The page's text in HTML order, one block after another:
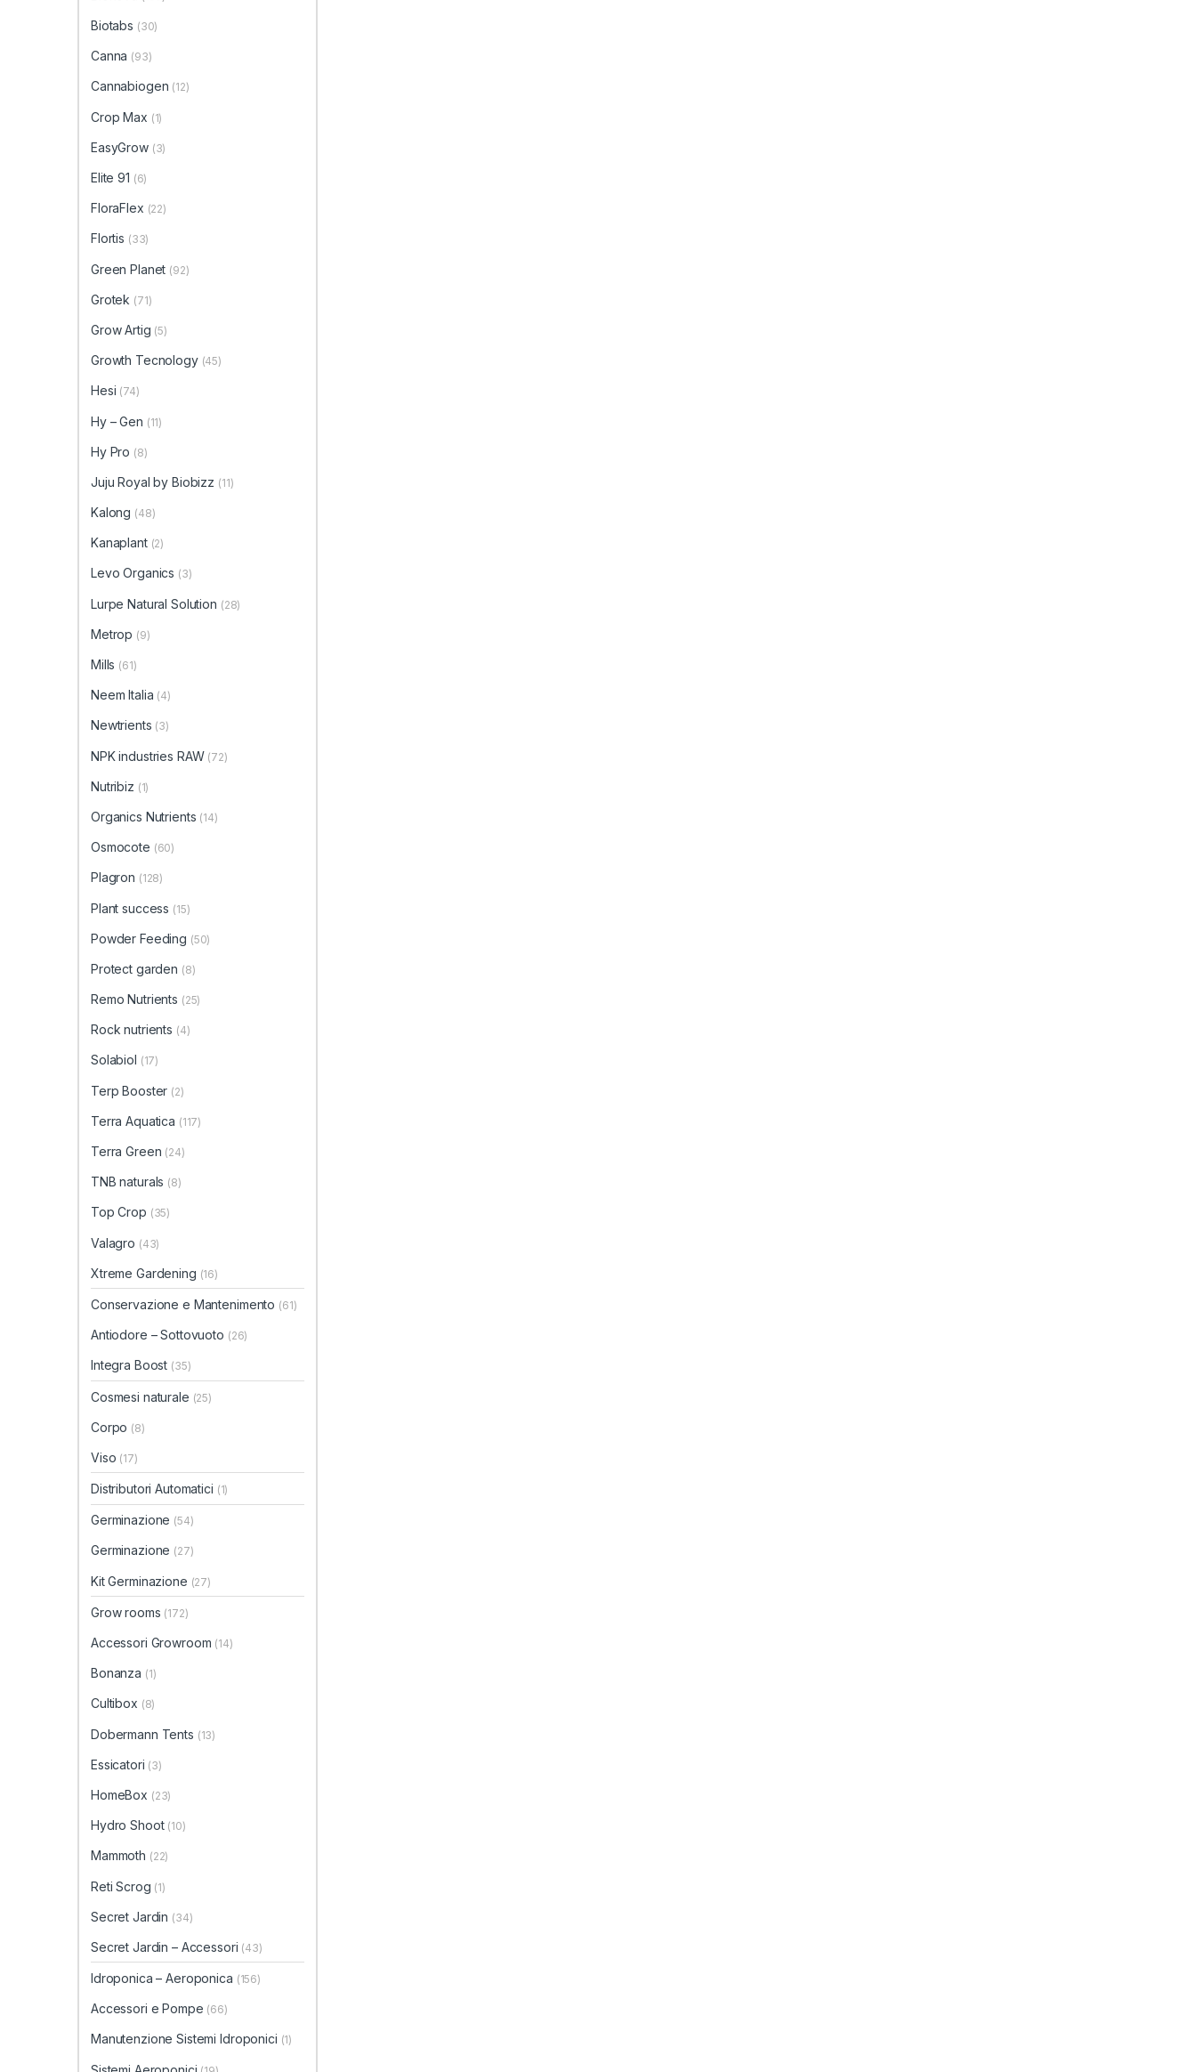
Biotabs (30)
Canna (93)
Cannabiogen (12)
Crop Max (1)
EasyGrow (3)
Elite 91 (6)
FloraFlex (22)
Flortis (33)
Green Planet (92)
Grotek (71)
Grow Artig (5)
Growth Tecnology (45)
Hesi (74)
Hy – Gen (11)
Hy Pro (8)
Juju Royal by Biobizz (11)
Kalong (48)
Kanaplant (2)
Levo Organics (3)
Lurpe Natural Solution (28)
Metrop (9)
Mills (61)
Neem Italia (4)
Newtrients (3)
NPK industries RAW (72)
Nutribiz (1)
Organics Nutrients (14)
Osmocote (60)
Plagron (128)
Plant success (15)
Powder Feeding (50)
Protect garden (8)
Remo Nutrients (25)
Rock nutrients (4)
Solabiol (17)
Terp Booster (2)
Terra Aquatica (117)
Terra Green (24)
TNB naturals (8)
Top Crop (35)
Valagro (43)
Xtreme Gardening (16)
Conservazione e Mantenimento (61)
Antiodore – Sottovuoto (26)
Integra Boost (35)
Cosmesi naturale (25)
Corpo (8)
Viso (17)
Distributori Automatici (1)
Germinazione (54)
Germinazione (27)
Kit Germinazione (27)
Grow rooms (172)
Accessori Growroom (14)
Bonanza (1)
Cultibox (8)
Dobermann Tents (13)
Essicatori (3)
HomeBox (23)
Hydro Shoot (10)
Mammoth (22)
Reti Scrog (1)
Secret Jardin (34)
Secret Jardin – Accessori (43)
Idroponica – Aeroponica (156)
Accessori e Pompe (66)
Manutenzione Sistemi Idroponici (1)